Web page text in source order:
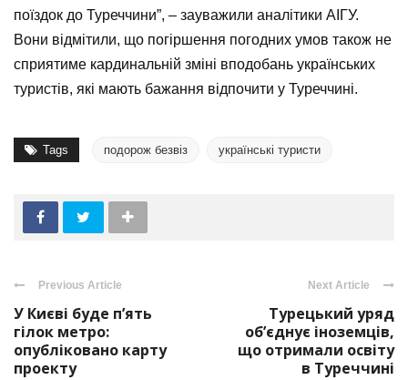
поїздок до Туреччини”, – зауважили аналітики АІГУ.
Вони відмітили, що погіршення погодних умов також не
сприятиме кардинальній зміні вподобань українських
туристів, які мають бажання відпочити у Туреччині.
Tags подорож безвіз українські туристи
Previous Article
У Києві буде п’ять
гілок метро:
опубліковано карту
проекту
Next Article
Турецький уряд
об’єднує іноземців,
що отримали освіту
в Туреччині